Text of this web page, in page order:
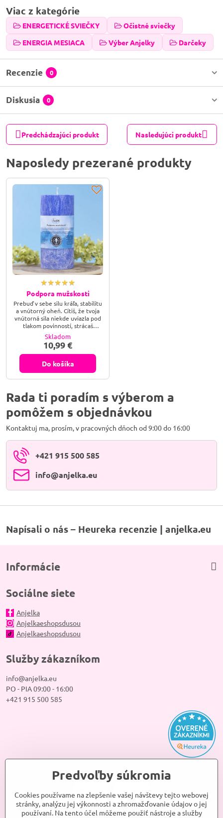
Viac z kategórie
ENERGETICKÉ SVIEČKY
Očistné sviečky
ENERGIA MESIACA
Výber Anjelky Darčeky
Recenzie 0
Diskusia 0
Predchádzajúci produkt Nasledujúci produkt
Naposledy prezerané produkty
Podpora mužskosti
Prebuď v sebe silu kráľa, stabilitu
a vnútorný oheň. Cítiš, že tvoja
vnútorná sila niekde uviazla pod
tlakom povinností, strácaš
kontakt so svojím odhodlaním,
alebo hľadáš spôsob, ako v sebe
opäť zapáliť iskru rozhodnosti a
prirodzenej autority? Sviečka
Podpora mužskosti je tvojím
rituálnym spoločníkom na ceste k
vlastnej celistvosti – zapáľ jej
dynamickej vibrácii,...
Skladom
10,99 €
Do košíka
Rada ti poradím s výberom a
pomôžem s objednávkou
Kontaktuj ma, prosím, v pracovných dňoch od 9:00 do 16:00
+421 915 500 585
info​@anjelka​.eu
Napísali o nás – Heureka recenzie | anjelka.eu
Informácie
Sociálne siete
Anjelka
Anjelkaeshopsdusou
Anjelkaeshopsdusou
Služby zákazníkom
info@anjelka.eu
PO - PIA 09:00 - 16:00
+421 915 500 585
Predvoľby súkromia
Cookies používame na zlepšenie vašej návštevy tejto webovej
stránky, analýzu jej výkonnosti a zhromažďovanie údajov o jej
používaní. Na tento účel môžeme použiť nástroje a služby